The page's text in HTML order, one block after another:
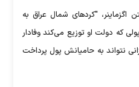
اگزماینر، "کردهای شمال عراق به
پولی که دولت او توزیع می‌کند وفادار
نتواند به حامیانش پول پرداخت